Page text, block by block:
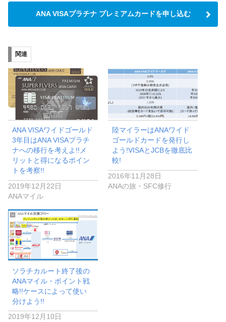
ANA VISAプラチナ プレミアムカードを申し込む
関連
ANA VISAワイドゴールド
3年目はANA VISAプラチ
ナへの移行を考えよ!!メ
リットと得になるポイン
トを考察!!
2019年12月22日
ANAマイル
陸マイラーはANAワイド
ゴールドカードを発行し
よう!VISAとJCBを徹底比
較!
2016年11月28日
ANAの旅・SFC修行
ソラチカルート終了後の
ANAマイル・ポイント戦
略!!ケースによって使い
分けよう!!
2019年12月10日